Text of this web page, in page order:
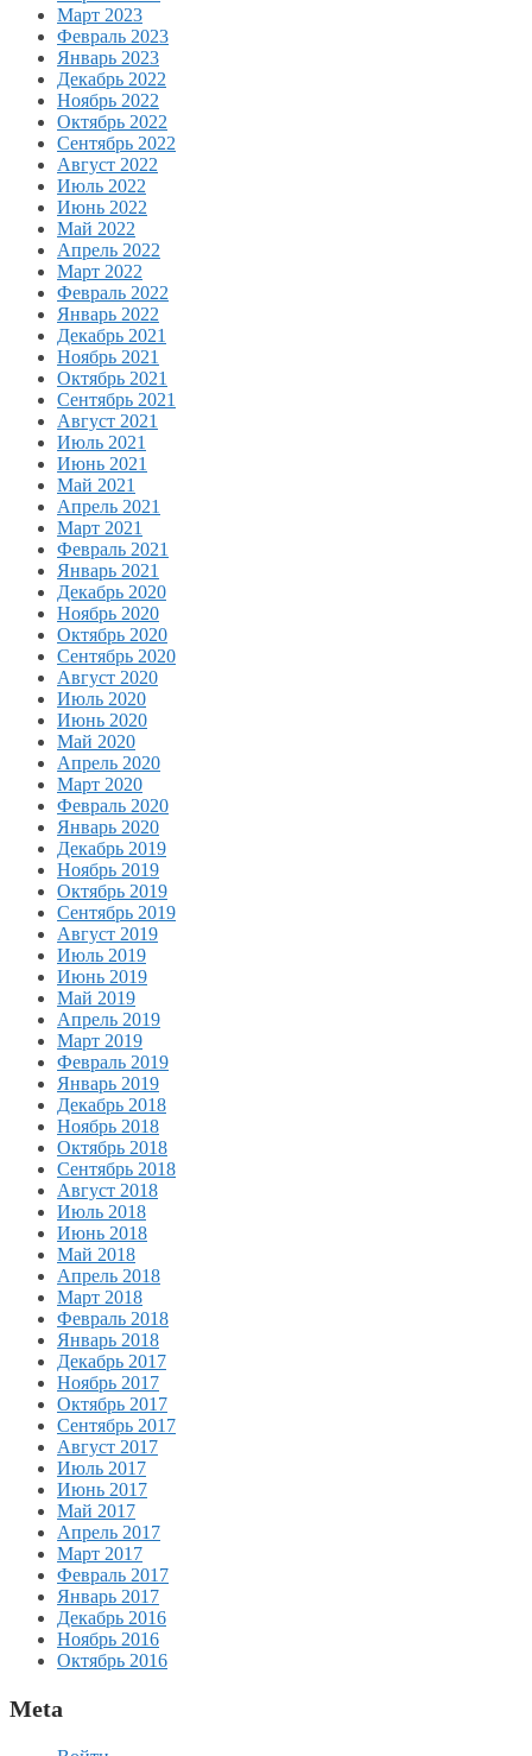
Март 2023
Февраль 2023
Январь 2023
Декабрь 2022
Ноябрь 2022
Октябрь 2022
Сентябрь 2022
Август 2022
Июль 2022
Июнь 2022
Май 2022
Апрель 2022
Март 2022
Февраль 2022
Январь 2022
Декабрь 2021
Ноябрь 2021
Октябрь 2021
Сентябрь 2021
Август 2021
Июль 2021
Июнь 2021
Май 2021
Апрель 2021
Март 2021
Февраль 2021
Январь 2021
Декабрь 2020
Ноябрь 2020
Октябрь 2020
Сентябрь 2020
Август 2020
Июль 2020
Июнь 2020
Май 2020
Апрель 2020
Март 2020
Февраль 2020
Январь 2020
Декабрь 2019
Ноябрь 2019
Октябрь 2019
Сентябрь 2019
Август 2019
Июль 2019
Июнь 2019
Май 2019
Апрель 2019
Март 2019
Февраль 2019
Январь 2019
Декабрь 2018
Ноябрь 2018
Октябрь 2018
Сентябрь 2018
Август 2018
Июль 2018
Июнь 2018
Май 2018
Апрель 2018
Март 2018
Февраль 2018
Январь 2018
Декабрь 2017
Ноябрь 2017
Октябрь 2017
Сентябрь 2017
Август 2017
Июль 2017
Июнь 2017
Май 2017
Апрель 2017
Март 2017
Февраль 2017
Январь 2017
Декабрь 2016
Ноябрь 2016
Октябрь 2016
Meta